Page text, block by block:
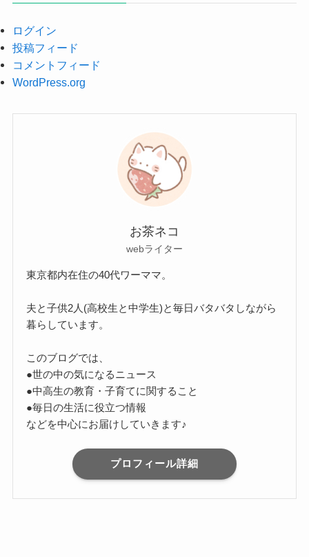
ログイン
投稿フィード
コメントフィード
WordPress.org
お茶ネコ
webライター
東京都内在住の40代ワーママ。
夫と子供2人(高校生と中学生)と毎日バタバタしながら
暮らしています。
このブログでは、
●世の中の気になるニュース
●中高生の教育・子育てに関すること
●毎日の生活に役立つ情報
などを中心にお届けしていきます♪
プロフィール詳細